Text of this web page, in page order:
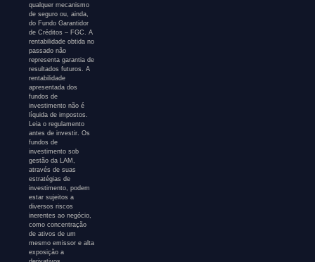
qualquer mecanismo
de seguro ou, ainda,
do Fundo Garantidor
de Créditos – FGC. A
rentabilidade obtida no
passado não
representa garantia de
resultados futuros. A
rentabilidade
apresentada dos
fundos de
investimento não é
líquida de impostos.
Leia o regulamento
antes de investir. Os
fundos de
investimento sob
gestão da LAM,
através de suas
estratégias de
investimento, podem
estar sujeitos a
diversos riscos
inerentes ao negócio,
como concentração
de ativos de um
mesmo emissor e alta
exposição a